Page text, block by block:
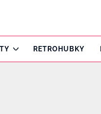
RETROHUBKY